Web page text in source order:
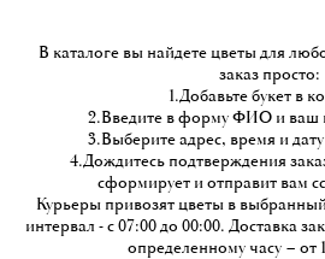
В каталоге вы найдете цветы для
заказ просто:
1.Добавьте букет в
2.Введите в форму ФИО и ваш
3.Выберите адрес, время и дату
4.Дождитесь подтверждения
сформирует и отправит вам
Курьеры привозят цветы в
интервал - с 07:00 до 00:00. Доставка
определенному часу – от